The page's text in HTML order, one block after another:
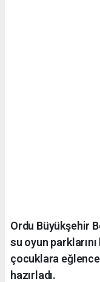
Ordu Büyükşehir
su oyun
çocuklara
hazırladı.